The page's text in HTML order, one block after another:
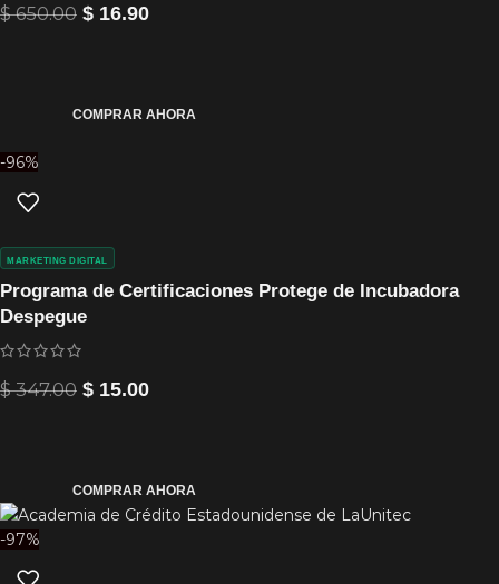
$650.00 $ 16.90
COMPRAR AHORA
-96%
Programa de Certificaciones Protege de Incubadora
Despegue
MARKETING DIGITAL
$347.00 $ 15.00
COMPRAR AHORA
-97%